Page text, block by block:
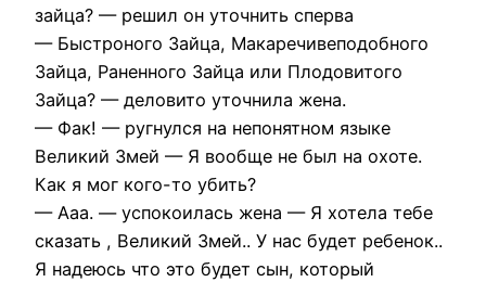
зайца? — решил он уточнить сперва
— Быстроного Зайца, Макаречивеподобного
Зайца, Раненного Зайца или Плодовитого
Зайца? — деловито уточнила жена.
— Фак! — ругнулся на непонятном языке
Великий Змей — Я вообще не был на охоте.
Как я мог кого-то убить?
— Ааа. — успокоилась жена — Я хотела тебе
сказать , Великий Змей.. У нас будет ребенок..
Я надеюсь что это будет сын, который